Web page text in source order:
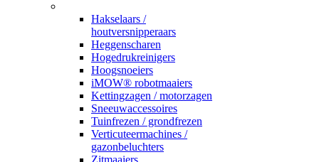
Hakselaars /
houtversnipperaars
Heggenscharen
Hogedrukreinigers
Hoogsnoeiers
iMOW® robotmaaiers
Kettingzagen / motorzagen
Sneeuwaccessoires
Tuinfrezen / grondfrezen
Verticuteermachines /
gazonbeluchters
Zitmaaiers